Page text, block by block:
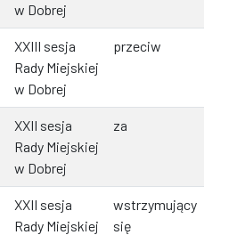
w Dobrej
XXIII sesja
Rady Miejskiej
w Dobrej
przeciw
XXII sesja
Rady Miejskiej
w Dobrej
za
XXII sesja
Rady Miejskiej
wstrzymujący
się